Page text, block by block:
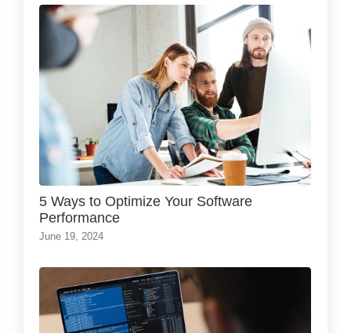
5 Ways to Optimize Your Software
Performance
June 19, 2024